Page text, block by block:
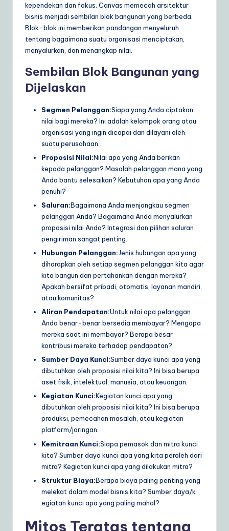
kependekan dan fokus. Canvas memecah arsitektur
bisnis menjadi sembilan blok bangunan yang berbeda.
Blok-blok ini memberikan pandangan menyeluruh
tentang bagaimana suatu organisasi menciptakan,
menyalurkan, dan menangkap nilai.
Sembilan Blok Bangunan yang
Dijelaskan
Segmen Pelanggan:Siapa yang Anda ciptakan
nilai bagi mereka? Ini adalah kelompok orang atau
organisasi yang ingin dicapai dan dilayani oleh
suatu perusahaan.
Proposisi Nilai:Nilai apa yang Anda berikan
kepada pelanggan? Masalah pelanggan mana yang
Anda bantu selesaikan? Kebutuhan apa yang Anda
penuhi?
Saluran:Bagaimana Anda menjangkau segmen
pelanggan Anda? Bagaimana Anda menyalurkan
proposisi nilai Anda? Integrasi dan pilihan saluran
pengiriman sangat penting.
Hubungan Pelanggan:Jenis hubungan apa yang
diharapkan oleh setiap segmen pelanggan kita agar
kita bangun dan pertahankan dengan mereka?
Apakah bersifat pribadi, otomatis, layanan mandiri,
atau komunitas?
Aliran Pendapatan:Untuk nilai apa pelanggan
Anda benar-benar bersedia membayar? Mengapa
mereka saat ini membayar? Berapa besar
kontribusi mereka terhadap pendapatan?
Sumber Daya Kunci:Sumber daya kunci apa yang
dibutuhkan oleh proposisi nilai kita? Ini bisa berupa
aset fisik, intelektual, manusia, atau keuangan.
Kegiatan Kunci:Kegiatan kunci apa yang
dibutuhkan oleh proposisi nilai kita? Ini bisa berupa
produksi, pemecahan masalah, atau kegiatan
platform/jaringan.
Kemitraan Kunci:Siapa pemasok dan mitra kunci
kita? Sumber daya kunci apa yang kita peroleh dari
mitra? Kegiatan kunci apa yang dilakukan mitra?
Struktur Biaya:Berapa biaya paling penting yang
melekat dalam model bisnis kita? Sumber daya/k
egiatan kunci apa yang paling mahal?
Mitos Teratas tentang